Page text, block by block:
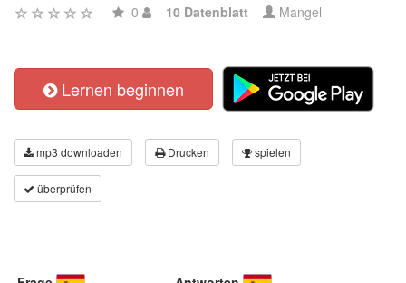
0 10 Datenblatt Mangel
Lernen beginnen
mp3 downloaden Drucken spielen
überprüfen